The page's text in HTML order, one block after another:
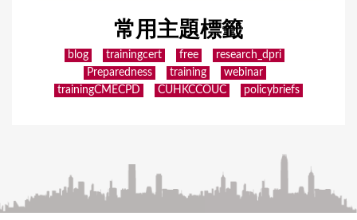
常用主題標籤
blog trainingcert free
research_dpri
Preparedness
training
webinar
trainingCMECPD
CUHKCCOUC policybriefs